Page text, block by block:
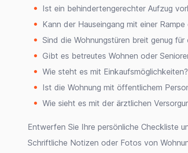
Ist ein behindertengerechter Aufzug
Kann der Hauseingang mit einer
Sind die Wohnungstüren breit genug
Gibt es betreutes Wohnen oder
Wie steht es mit Einkaufsmöglichkeiten?
Ist die Wohnung mit öffentlichem
Wie sieht es mit der ärztlichen
Entwerfen Sie Ihre persönliche Checkliste
Schriftliche Notizen oder Fotos von